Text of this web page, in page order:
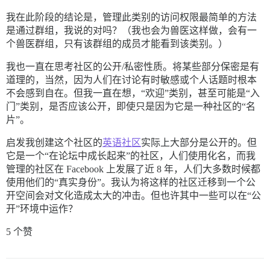
我在此阶段的结论是，管理此类别的访问权限最简单的方法
是通过群组，我说的对吗？（我也会为兽医这样做，会有一
个兽医群组，只有该群组的成员才能看到该类别。）
我也一直在思考社区的公开/私密性质。将某些部分保密是有
道理的，当然，因为人们在讨论有时敏感或个人话题时根本
不会感到自在。但我一直在想，“欢迎”类别，甚至可能是“入
门”类别，是否应该公开，即使只是因为它是一种社区的“名
片”。
启发我创建这个社区的英语社区实际上大部分是公开的。但
它是一个“在论坛中成长起来”的社区，人们使用化名，而我
管理的社区在 Facebook 上发展了近 8 年，人们大多数时候都
使用他们的“真实身份”。我认为将这样的社区迁移到一个公
开空间会对文化造成太大的冲击。但也许其中一些可以在“公
开”环境中运作？
5 个赞